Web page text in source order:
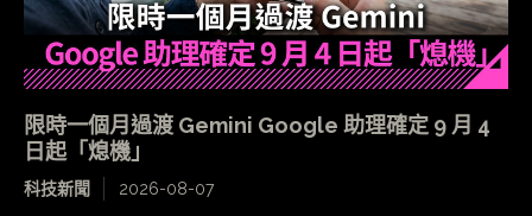
限時一個月過渡 Gemini Google 助理確定 9 月 4
日起「熄機」
科技新聞 2026-08-07